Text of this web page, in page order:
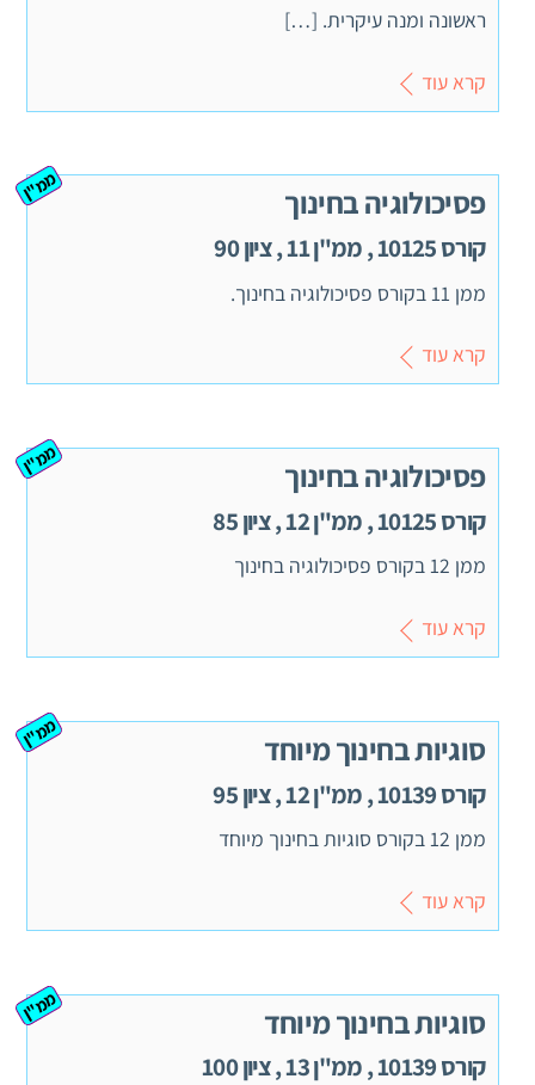
ראשונה ומנה עיקרית. […]
קרא עוד
פסיכולוגיה בחינוך
קורס 10125 , ממ"ן 11 , ציון 90
ממ"ן
ממן 11 בקורס פסיכולוגיה בחינוך.
קרא עוד
פסיכולוגיה בחינוך
קורס 10125 , ממ"ן 12 , ציון 85
ממ"ן
ממן 12 בקורס פסיכולוגיה בחינוך
קרא עוד
סוגיות בחינוך מיוחד
קורס 10139 , ממ"ן 12 , ציון 95
ממ"ן
ממן 12 בקורס סוגיות בחינוך מיוחד
קרא עוד
סוגיות בחינוך מיוחד
קורס 10139 , ממ"ן 13 , ציון 100
ממ"ן